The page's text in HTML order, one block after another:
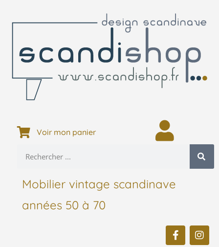
Voir mon panier
Mobilier vintage scandinave
années 50 à 70